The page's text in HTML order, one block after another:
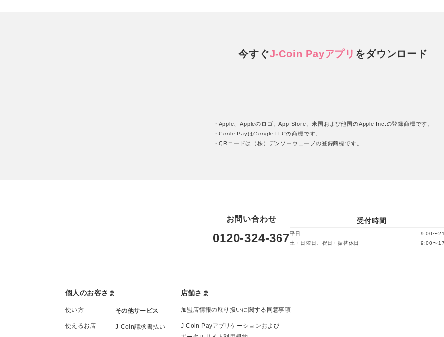
今すぐJ-Coin Payアプリ をダウンロード
・Apple、Appleのロゴ、App Store、米国および他国のApple Inc.の登録商標です。
・Goole PayはGoogle LLCの商標です。
・QRコードは（株）デンソーウェーブの登録商標です。
お問い合わせ
0120-324-367
受付時間
平日
9:00〜
土・日曜日、祝日・振替休日
9:00〜
個人のお客さま
使い方
使えるお店
その他サービス
J-Coin請求書払い
店舗さま
加盟店情報の取り扱いに関する同意事項
J-Coin Payアプリケーションおよび